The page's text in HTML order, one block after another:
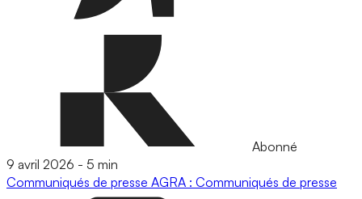
Abonné
9 avril 2026 - 5 min
Communiqués de presse AGRA : Communiqués de presse